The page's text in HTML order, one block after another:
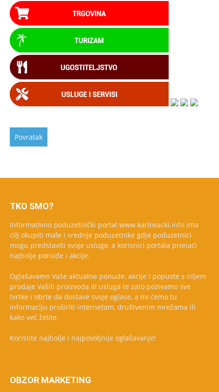
TKO SMO?
Informativno poduzetnički portal www.karlovacki.info ima
cilj okupiti male i srednje poduzetnike gdje poduzetnici
mogu predstaviti svoje usluge, a korisnici portala pronaći
najbolje ponude i akcije.
Oglašavamo Vaše aktualne ponude, akcije i popuste s ciljem
prodaje Vaših proizvoda ili usluga te zato pozivamo sve
tvrtke i obrte da dostave svoje oglase, a mi ćemo tu
informaciju proširiti internetom, društvenim mrežama ili
kako već želite.
Koristite najbolje i najpovoljnije oglašavanje!
OBZOR MARKETING